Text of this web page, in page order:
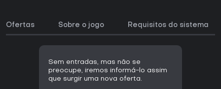
Ofertas Sobre o jogo Requisitos do sistema
Sem entradas, mas não se
preocupe, iremos informá-lo assim
que surgir uma nova oferta.